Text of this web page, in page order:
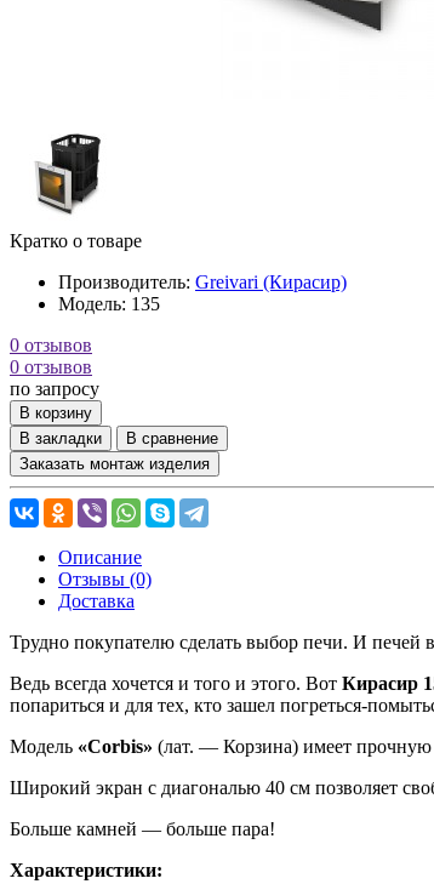
Кратко о товаре
Производитель: Greivari (Кирасир)
Модель: 135
0 отзывов
0 отзывов
по запросу
В корзину
В закладки
В сравнение
Заказать монтаж изделия
Описание
Отзывы (0)
Доставка
Трудно покупателю сделать выбор печи. И печей
Ведь всегда хочется и того и этого. Вот Кирасир
попариться и для тех, кто зашел погреться-
Модель «Corbis» (лат. — Корзина) имеет
Широкий экран с диагональю 40 см позволяет
Больше камней — больше пара!
Характеристики: